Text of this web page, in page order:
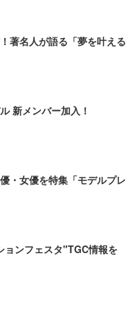
著名人が語る「夢を叶える
新メンバー加入！
・女優を特集「モデルプレ
ョンフェスタ"TGC情報を